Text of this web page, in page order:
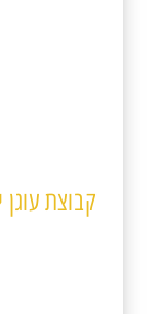
קבוצת